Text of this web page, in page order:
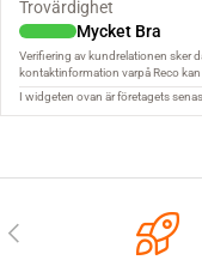
FÖREGÅENDE